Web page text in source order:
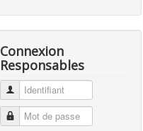
Connexion
Responsables
Identifiant
Mot de passe